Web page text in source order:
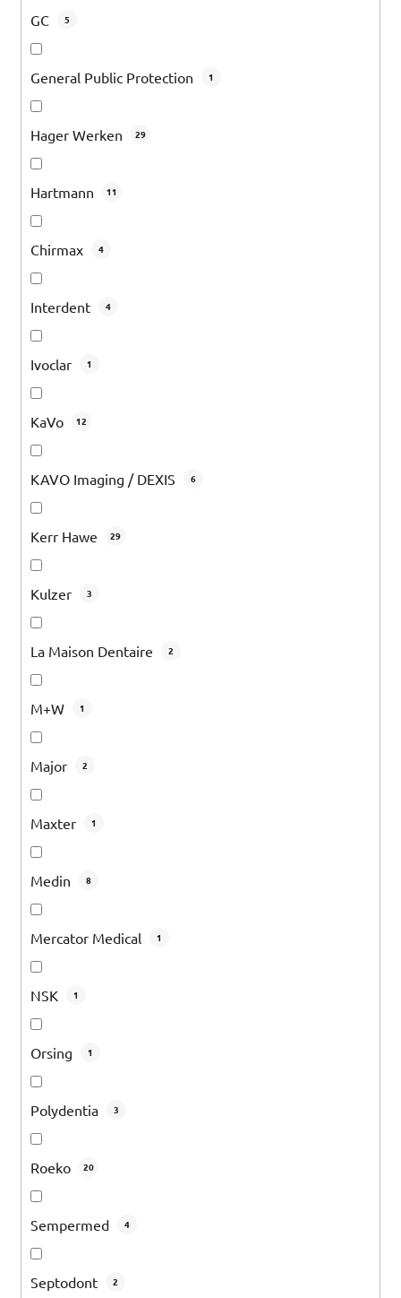
GC 5
General Public Protection 1
Hager Werken 29
Hartmann 11
Chirmax 4
Interdent 4
Ivoclar 1
KaVo 12
KAVO Imaging / DEXIS 6
Kerr Hawe 29
Kulzer 3
La Maison Dentaire 2
M+W 1
Major 2
Maxter 1
Medin 8
Mercator Medical 1
NSK 1
Orsing 1
Polydentia 3
Roeko 20
Sempermed 4
Septodont 2